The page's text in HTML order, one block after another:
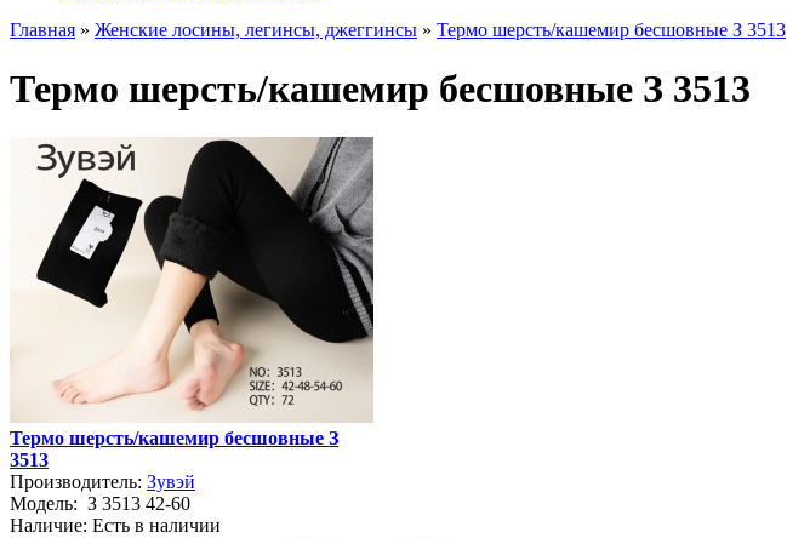
Главная » Женские лосины, легинсы, джеггинсы » Термо шерсть/кашемир бесшовные З 3513
Термо шерсть/кашемир бесшовные З 3513
Термо шерсть/кашемир бесшовные З
3513
Производитель: Зувэй
Модель: З 3513 42-60
Наличие: Есть в наличии